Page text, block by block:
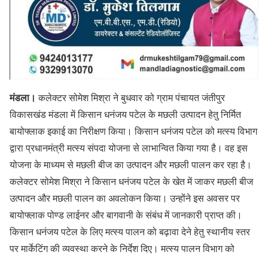
मंडला। कलेक्टर सोमेश मिश्रा ने बुधवार को ग्राम पंचायत जंतीपुर
विकासखंड मंडला में किसान धनंजय पटेल के मछली उत्पादन हेतु निर्मित
बायोफ्लाक इकाई का निरीक्षण किया। किसान धनंजय पटेल को मत्स्य विभाग
द्वारा प्रधानमंत्री मत्स्य संपदा योजना से लाभान्वित किया गया है। वह इस
योजना के माध्यम से मछली बीज का उत्पादन और मछली पालन कर रहा है।
कलेक्टर सोमेश मिश्रा ने किसान धनंजय पटेल के खेत में जाकर मछली बीज
उत्पादन और मछली पालन का अवलोकन किया। उन्होंने इस अवसर पर
बायोफ्लाक पोण्ड लाईनर और बागवानी के संबंध में जानकारी प्राप्त की।
किसान धनंजय पटेल के लिए मत्स्य पालन को बढ़ावा देने हेतु स्थानीय स्तर
पर मार्केटिंग की व्यवस्था करने के निर्देश दिए। मत्स्य पालन विभाग को